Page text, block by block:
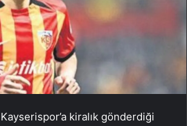
Kayserispor’a kiralık gönderdiği